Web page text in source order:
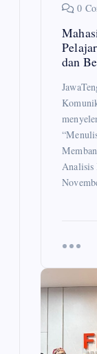
0
dan
Analisis